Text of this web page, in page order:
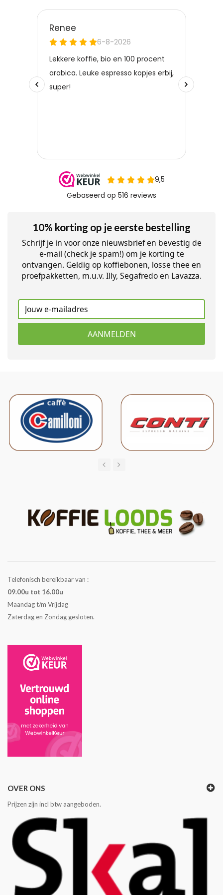
10% korting op je eerste bestelling
Schrijf je in voor onze nieuwsbrief en bevestig de
e-mail (check je spam!) om je korting te
ontvangen. Geldig op koffiebonen, losse thee en
proefpakketten, m.u.v. Illy, Segafredo en Lavazza.
AANMELDEN
Telefonisch bereikbaar van :
09.00u tot 16.00u
Maandag t/m Vrijdag
Zaterdag en Zondag gesloten.
OVER ONS
Prijzen zijn incl btw aangeboden.